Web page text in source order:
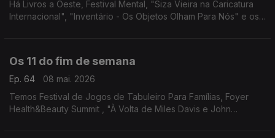
Há Livros a Oeste, Festival Mental, "Siza Vieira na Caricatura
Internacional", "Inventário - Os Objetos Olham Para Nós" e os
Os 11 do fim de semana
Ep. 64
08 mai. 2026
Temos Festival de Jogos de Tabuleiro Para Famílias, Foyer
Health&Beauty Summit , "À Volta de Miles Davis e John